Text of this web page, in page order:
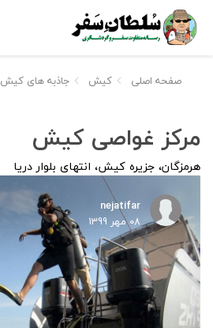
صفحه اصلی کیش جاذبه های کیش
مرکز غواصی کیش
هرمزگان، جزیره کیش، انتهای بلوار دریا
nejatifar
08 مهر 1399